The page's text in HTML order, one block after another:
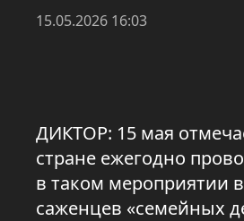
15.05.2026 16:03
ДИКТОР: 15 мая
стране ежегодно
в таком мероприятии
саженцев «семейных